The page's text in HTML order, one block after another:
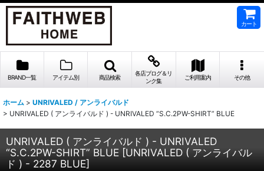
カート
BRAND一覧 アイテム別 商品検索
各店ブログ＆リ
ンク集
ご利用案内 その他
ホーム > UNRIVALED / アンライバルド
> UNRIVALED ( アンライバルド ) - UNRIVALED “S.C.2PW-SHIRT” BLUE
UNRIVALED ( アンライバルド ) - UNRIVALED
“S.C.2PW-SHIRT” BLUE [UNRIVALED ( アンライバル
ド ) - 2287 BLUE]